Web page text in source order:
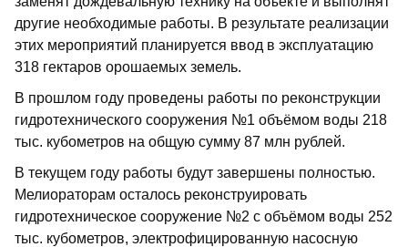
другие необходимые работы. В результате реализации
этих мероприятий планируется ввод в эксплуатацию
318 гектаров орошаемых земель.
В прошлом году проведены работы по реконструкции
гид­ротехнического сооружения №1 объёмом воды 218
тыс. кубометров на общую сумму 87 млн рублей.
В текущем году работы будут завершены полностью.
Мелиораторам осталось реконструировать
гидротехническое сооружение №2 с объёмом воды 252
тыс. кубомет­ров, электрофицированную насосную